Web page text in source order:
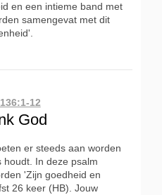
en een intieme band met
samengevat met dit
12
God
er steeds aan worden
houdt. In deze psalm
'Zijn goedheid en
26 keer (HB). Jouw